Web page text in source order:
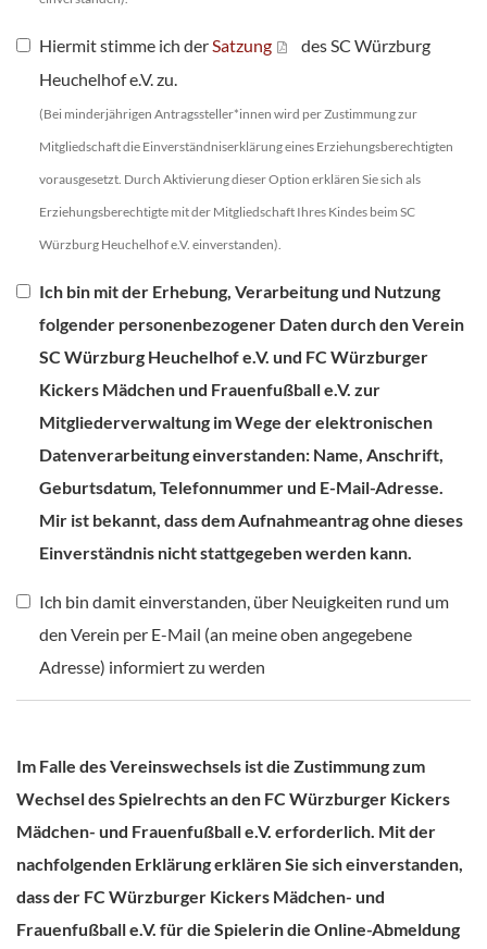
Hiermit stimme ich derSatzung
des SC Würzburg
Heuchelhof e.V. zu.
(Bei minderjährigen Antragssteller*innen wird per Zustimmung zur
Mitgliedschaft die Einverständniserklärung eines Erziehungsberechtigten
vorausgesetzt. Durch Aktivierung dieser Option erklären Sie sich als
Erziehungsberechtigte mit der Mitgliedschaft Ihres Kindes beim SC
Würzburg Heuchelhof e.V. einverstanden).
Ich bin mit der Erhebung, Verarbeitung und Nutzung
folgender personenbezogener Daten durch den Verein
SC Würzburg Heuchelhof e.V. und FC Würzburger
Kickers Mädchen und Frauenfußball e.V. zur
Mitgliederverwaltung im Wege der elektronischen
Datenverarbeitung einverstanden: Name, Anschrift,
Geburtsdatum, Telefonnummer und E-Mail-Adresse.
Mir ist bekannt, dass dem Aufnahmeantrag ohne dieses
Einverständnis nicht stattgegeben werden kann.
Ich bin damit einverstanden, über Neuigkeiten rund um
den Verein per E-Mail (an meine oben angegebene
Adresse) informiert zu werden
Im Falle des Vereinswechsels ist die Zustimmung zum
Wechsel des Spielrechts an den FC Würzburger Kickers
Mädchen- und Frauenfußball e.V. erforderlich. Mit der
nachfolgenden Erklärung erklären Sie sich einverstanden,
dass der FC Würzburger Kickers Mädchen- und
Frauenfußball e.V. für die Spielerin die Online-Abmeldung